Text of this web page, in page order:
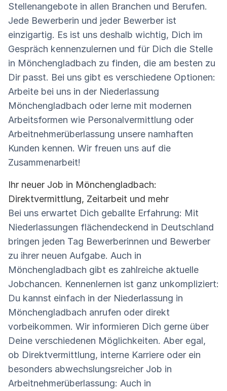
Stellenangebote in allen Branchen und Berufen.
Jede Bewerberin und jeder Bewerber ist
einzigartig. Es ist uns deshalb wichtig, Dich im
Gespräch kennenzulernen und für Dich die Stelle
in Mönchengladbach zu finden, die am besten zu
Dir passt. Bei uns gibt es verschiedene Optionen:
Arbeite bei uns in der Niederlassung
Mönchengladbach oder lerne mit modernen
Arbeitsformen wie Personalvermittlung oder
Arbeitnehmerüberlassung unsere namhaften
Kunden kennen. Wir freuen uns auf die
Zusammenarbeit!
Ihr neuer Job in Mönchengladbach:
Direktvermittlung, Zeitarbeit und mehr
Bei uns erwartet Dich geballte Erfahrung: Mit
Niederlassungen flächendeckend in Deutschland
bringen jeden Tag Bewerberinnen und Bewerber
zu ihrer neuen Aufgabe. Auch in
Mönchengladbach gibt es zahlreiche aktuelle
Jobchancen. Kennenlernen ist ganz unkompliziert:
Du kannst einfach in der Niederlassung in
Mönchengladbach anrufen oder direkt
vorbeikommen. Wir informieren Dich gerne über
Deine verschiedenen Möglichkeiten. Aber egal,
ob Direktvermittlung, interne Karriere oder ein
besonders abwechslungsreicher Job in
Arbeitnehmerüberlassung: Auch in